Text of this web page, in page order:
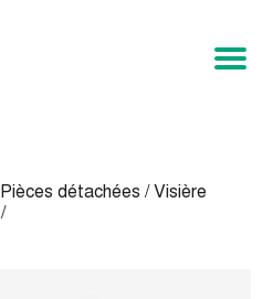
Pièces détachées / Visière
/